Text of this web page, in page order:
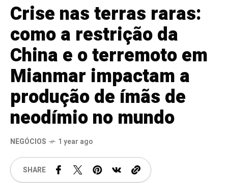
Crise nas terras raras:
como a restrição da
China e o terremoto em
Mianmar impactam a
produção de ímãs de
neodímio no mundo
NEGÓCIOS 1 year ago
SHARE